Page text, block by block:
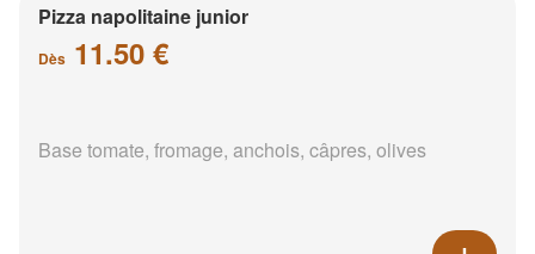
Pizza napolitaine junior
Dès 11.50 €
Base tomate, fromage, anchois, câpres, olives